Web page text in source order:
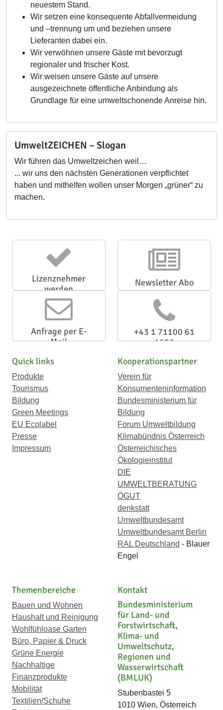
neuestem Stand.
Wir setzen eine konsequente Abfallvermeidung
und –trennung um und beziehen unsere
Lieferanten dabei ein.
Wir verwöhnen unsere Gäste mit bevorzugt
regionaler und frischer Kost.
Wir weisen unsere Gäste auf unsere
ausgezeichnete öffentliche Anbindung als
Grundlage für eine umweltschonende Anreise hin.
UmweltZEICHEN – Slogan
Wir führen das Umweltzeichen weil…
... wir uns den nächsten Generationen verpflichtet
haben und mithelfen wollen unser Morgen „grüner“ zu
machen.
Lizenznehmer
werden
Newsletter Abo
Anfrage per E-
Mail
+43 1 71100 61
1656
Quick links
Produkte
Tourismus
Bildung
Green Meetings
EU Ecolabel
Presse
Impressum
Kooperationspartner
Verein für
Konsumenteninformation
Bundesministerium für
Bildung
Forum Umweltbildung
Klimabündnis Österreich
Österreichisches
Ökologieinstitut
DIE
UMWELTBERATUNG
ÖGUT
denkstatt
Umweltbundesamt
Umweltbundesamt Berlin
RAL Deutschland - Blauer
Engel
Themenbereiche
Bauen und Wohnen
Haushalt und Reinigung
Wohlfühloase Garten
Büro, Papier & Druck
Grüne Energie
Nachhaltige
Finanzprodukte
Mobilität
Textilien/Schuhe
Kontakt
Bundesministerium
für Land- und
Forstwirtschaft,
Klima- und
Umweltschutz,
Regionen und
Wasserwirtschaft
(BMLUK)
Stubenbastei 5
1010 Wien, Österreich